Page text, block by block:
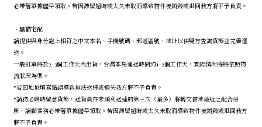
必帶著單據儘早領取。若因滯留超時或太久未取而導致物件被銷毀或退回我方將不予負責。
． 黑貓宅配
請提供與身分證上相符之中文本名、手機號碼、郵遞區號、地址以供雙方查詢貨態並完善運
送。
一般訂單將於2-3個工作天內出貨，台灣本島運送時間約1-2個工作天，實際情況將將依照物
流狀況為準。
*若因地址填寫錯誤導致無法送達或遺失我方將不予負責。
*請務必隨時留意貨態，送貨員在未順利送達的第三次（最多）將轉交當地最近之配合站
所，請顧客務必帶著單據儘早領取。若因滯留超時或太久未取而導致物件被銷毀或退回我方
將不予負責。